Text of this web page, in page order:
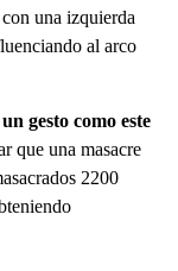
una izquierda
al arco
gesto como este
que una masacre
2200